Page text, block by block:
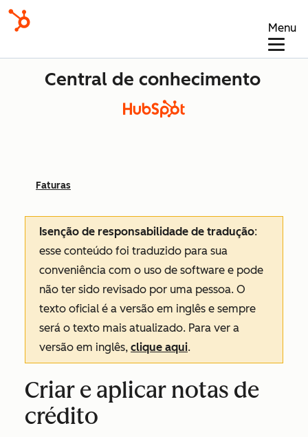
Menu
Central de conhecimento
Faturas
Isenção de responsabilidade de tradução:
esse conteúdo foi traduzido para sua
conveniência com o uso de software e pode
não ter sido revisado por uma pessoa. O
texto oficial é a versão em inglês e sempre
será o texto mais atualizado. Para ver a
versão em inglês, clique aqui.
Criar e aplicar notas de
crédito